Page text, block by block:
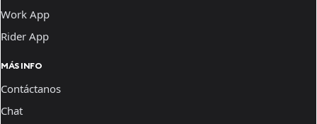
Work App
Rider App
MÁS INFO
Contáctanos
Chat